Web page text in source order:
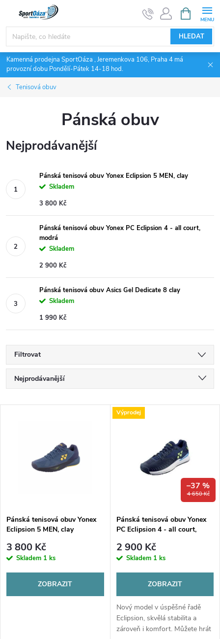
obsah
HLEDAT
NÁKUPNÍ
KOŠÍK
Kamenná prodejna SportOáza , Jeremenkova 106, Praha 4 má
provozní dobu Pondělí-Pátek 14-18 hod.
Tenisová obuv
Pánská obuv
Nejprodávanější
Pánská tenisová obuv Yonex Eclipsion 5 MEN, clay
Skladem
3 800 Kč
Pánská tenisová obuv Yonex PC Eclipsion 4 - all court,
modrá
Skladem
2 900 Kč
Pánská tenisová obuv Asics Gel Dedicate 8 clay
Skladem
1 990 Kč
Filtrovat
Ř
a
p
r
o
d
Nejprodávanější
s
p
r
Pánská tenisová obuv Yonex
Eclipsion 5 MEN, clay
3 800 Kč
Skladem 1 ks
ZOBRAZIT
Výprodej
4 650 Kč
–37 %
Pánská tenisová obuv Yonex
PC Eclipsion 4 - all court,
2 900 Kč
Skladem 1 ks
ZOBRAZIT
Nový model v úspěšné řadě
Eclipsion, skvělá stabilita a
zároveň i komfort. Můžete hrát